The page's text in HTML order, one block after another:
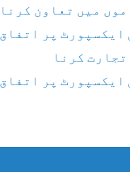
میں تعاون کرنا
ایکسپورٹ پر
کرنا
ایکسپورٹ پر